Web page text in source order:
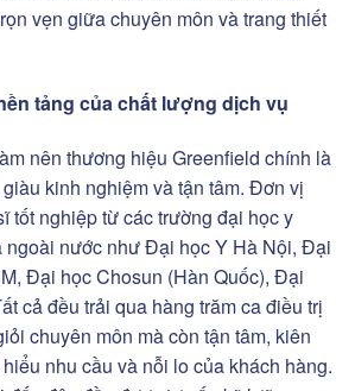
vẹn giữa chuyên môn và trang thiết
tảng của chất lượng dịch vụ
nên thương hiệu Greenfield chính là
kinh nghiệm và tận tâm. Đơn vị
tốt nghiệp từ các trường đại học y
ngoài nước như Đại học Y Hà Nội, Đại
Đại học Chosun (Hàn Quốc), Đại
cả đều trải qua hàng trăm ca điều trị
chuyên môn mà còn tận tâm, kiên
nhu cầu và nỗi lo của khách hàng.